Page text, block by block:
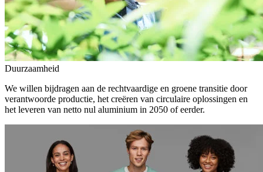
Duurzaamheid
We willen bijdragen aan de rechtvaardige en groene transitie door
verantwoorde productie, het creëren van circulaire oplossingen en
het leveren van netto nul aluminium in 2050 of eerder.